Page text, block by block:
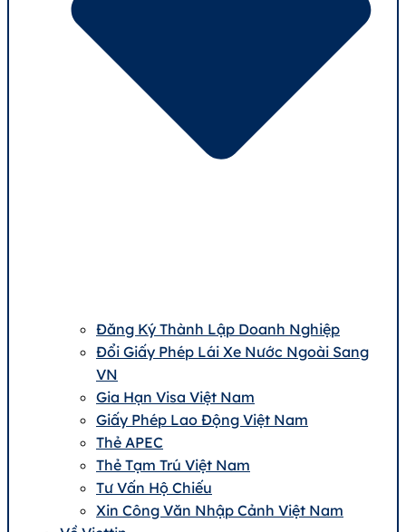
Đăng Ký Thành Lập Doanh Nghiệp
Đổi Giấy Phép Lái Xe Nước Ngoài Sang
VN
Gia Hạn Visa Việt Nam
Giấy Phép Lao Động Việt Nam
Thẻ APEC
Thẻ Tạm Trú Việt Nam
Tư Vấn Hộ Chiếu
Xin Công Văn Nhập Cảnh Việt Nam